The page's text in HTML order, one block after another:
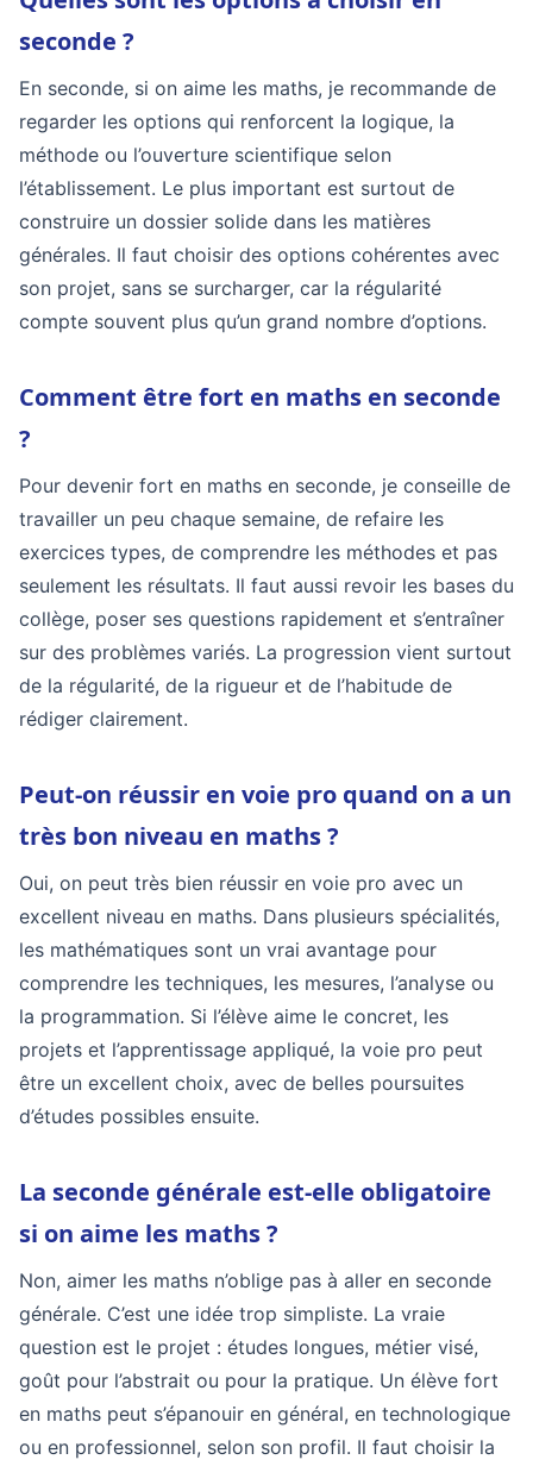
seconde ?
En seconde, si on aime les maths, je recommande de
regarder les options qui renforcent la logique, la
méthode ou l’ouverture scientifique selon
l’établissement. Le plus important est surtout de
construire un dossier solide dans les matières
générales. Il faut choisir des options cohérentes avec
son projet, sans se surcharger, car la régularité
compte souvent plus qu’un grand nombre d’options.
Comment être fort en maths en seconde
?
Pour devenir fort en maths en seconde, je conseille de
travailler un peu chaque semaine, de refaire les
exercices types, de comprendre les méthodes et pas
seulement les résultats. Il faut aussi revoir les bases du
collège, poser ses questions rapidement et s’entraîner
sur des problèmes variés. La progression vient surtout
de la régularité, de la rigueur et de l’habitude de
rédiger clairement.
Peut-on réussir en voie pro quand on a un
très bon niveau en maths ?
Oui, on peut très bien réussir en voie pro avec un
excellent niveau en maths. Dans plusieurs spécialités,
les mathématiques sont un vrai avantage pour
comprendre les techniques, les mesures, l’analyse ou
la programmation. Si l’élève aime le concret, les
projets et l’apprentissage appliqué, la voie pro peut
être un excellent choix, avec de belles poursuites
d’études possibles ensuite.
La seconde générale est-elle obligatoire
si on aime les maths ?
Non, aimer les maths n’oblige pas à aller en seconde
générale. C’est une idée trop simpliste. La vraie
question est le projet : études longues, métier visé,
goût pour l’abstrait ou pour la pratique. Un élève fort
en maths peut s’épanouir en général, en technologique
ou en professionnel, selon son profil. Il faut choisir la